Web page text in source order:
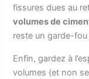
fissures dues au
volumes de
reste un garde-
Enfin, gardez à
volumes (et non